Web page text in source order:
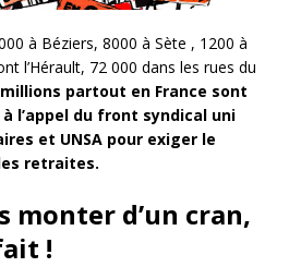
à Béziers, 8000 à Sète , 1200 à
l’Hérault, 72 000 dans les rues du
millions partout en France sont
l’appel du front syndical uni
et UNSA pour exiger le
retraites.
monter d’un cran,
!